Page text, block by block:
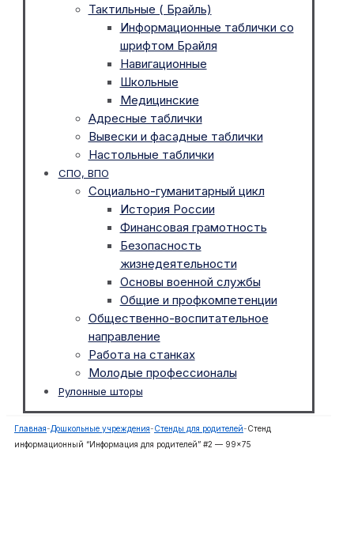
Тактильные ( Брайль)
Информационные таблички со
шрифтом Брайля
Навигационные
Школьные
Медицинские
Адресные таблички
Вывески и фасадные таблички
Настольные таблички
СПО, ВПО
Социально-гуманитарный цикл
История России
Финансовая грамотность
Безопасность
жизнедеятельности
Основы военной службы
Общие и профкомпетенции
Общественно-воспитательное
направление
Работа на станках
Молодые профессионалы
Рулонные шторы
Главная-Дошкольные учреждения-Стенды для родителей-Стенд
информационный “Информация для родителей” #2 — 99×75